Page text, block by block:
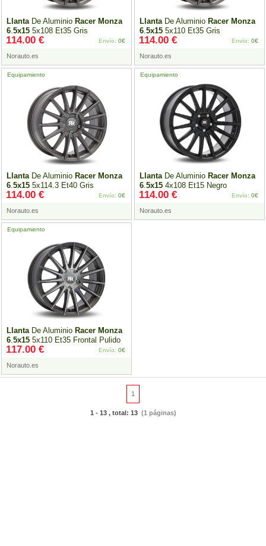
LlantaDe Aluminio Racer Monza
6.5x15 5x108 Et35 Gris
Norauto.es
114.00 € Envío: 0€
LlantaDe Aluminio Racer Monza
6.5x15 5x110 Et35 Gris
Norauto.es
114.00 € Envío: 0€
LlantaDe Aluminio Racer Monza
6.5x15 5x114.3 Et40 Gris
Equipamiento
Norauto.es
114.00 € Envío: 0€
LlantaDe Aluminio Racer Monza
6.5x15 4x108 Et15 Negro
Equipamiento
Norauto.es
114.00 € Envío: 0€
LlantaDe Aluminio Racer Monza
6.5x15 5x110 Et35 Frontal Pulido
Metálico Pistola
Equipamiento
Norauto.es
117.00 € Envío: 0€
1
1 - 13 , total: 13(1 páginas)